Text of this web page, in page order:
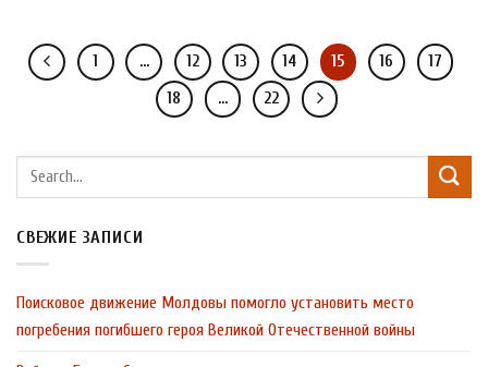
1 … 12 13 14 15 16
17
18
… 22
СВЕЖИЕ ЗАПИСИ
Поисковое движение Молдовы помогло установить место
погребения погибшего героя Великой Отечественной войны